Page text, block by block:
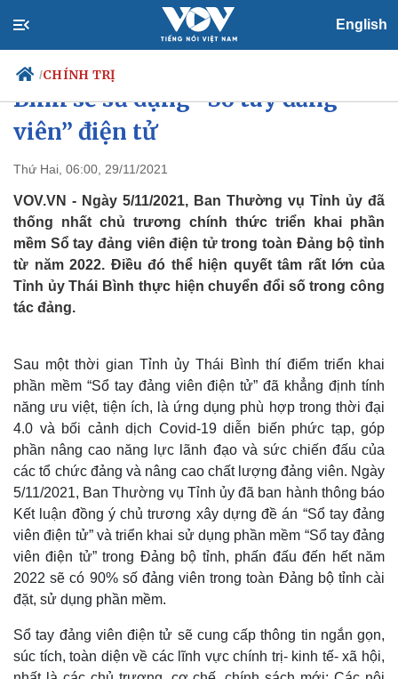
English
/CHÍNH TRỊ
Chính trị
Tổ chức nhân sự
Quốc hội
Nhận diện sự thật
Dự báo thời tiết
Giáo dục
Dấu ấn VOV
Việc làm
Biển đảo
Từ năm 2022, đảng viên ở Thái
Bình sẽ sử dụng “Sổ tay đảng
viên” điện tử
Thứ Hai, 06:00, 29/11/2021
VOV.VN - Ngày 5/11/2021, Ban Thường vụ Tỉnh ủy đã
thống nhất chủ trương chính thức triển khai phần
mềm Sổ tay đảng viên điện tử trong toàn Đảng bộ tỉnh
từ năm 2022. Điều đó thể hiện quyết tâm rất lớn của
Tỉnh ủy Thái Bình thực hiện chuyển đổi số trong công
tác đảng.
Sau một thời gian Tỉnh ủy Thái Bình thí điểm triển khai
phần mềm “Sổ tay đảng viên điện tử” đã khẳng định tính
năng ưu việt, tiện ích, là ứng dụng phù hợp trong thời đại
4.0 và bối cảnh dịch Covid-19 diễn biến phức tạp, góp
phần nâng cao năng lực lãnh đạo và sức chiến đấu của
các tổ chức đảng và nâng cao chất lượng đảng viên. Ngày
5/11/2021, Ban Thường vụ Tỉnh ủy đã ban hành thông báo
Kết luận đồng ý chủ trương xây dựng đề án “Sổ tay đảng
viên điện tử” và triển khai sử dụng phần mềm “Sổ tay đảng
viên điện tử” trong Đảng bộ tỉnh, phấn đấu đến hết năm
2022 sẽ có 90% số đảng viên trong toàn Đảng bộ tỉnh cài
đặt, sử dụng phần mềm.
Sổ tay đảng viên điện tử sẽ cung cấp thông tin ngắn gọn,
súc tích, toàn diện về các lĩnh vực chính trị- kinh tế- xã hội,